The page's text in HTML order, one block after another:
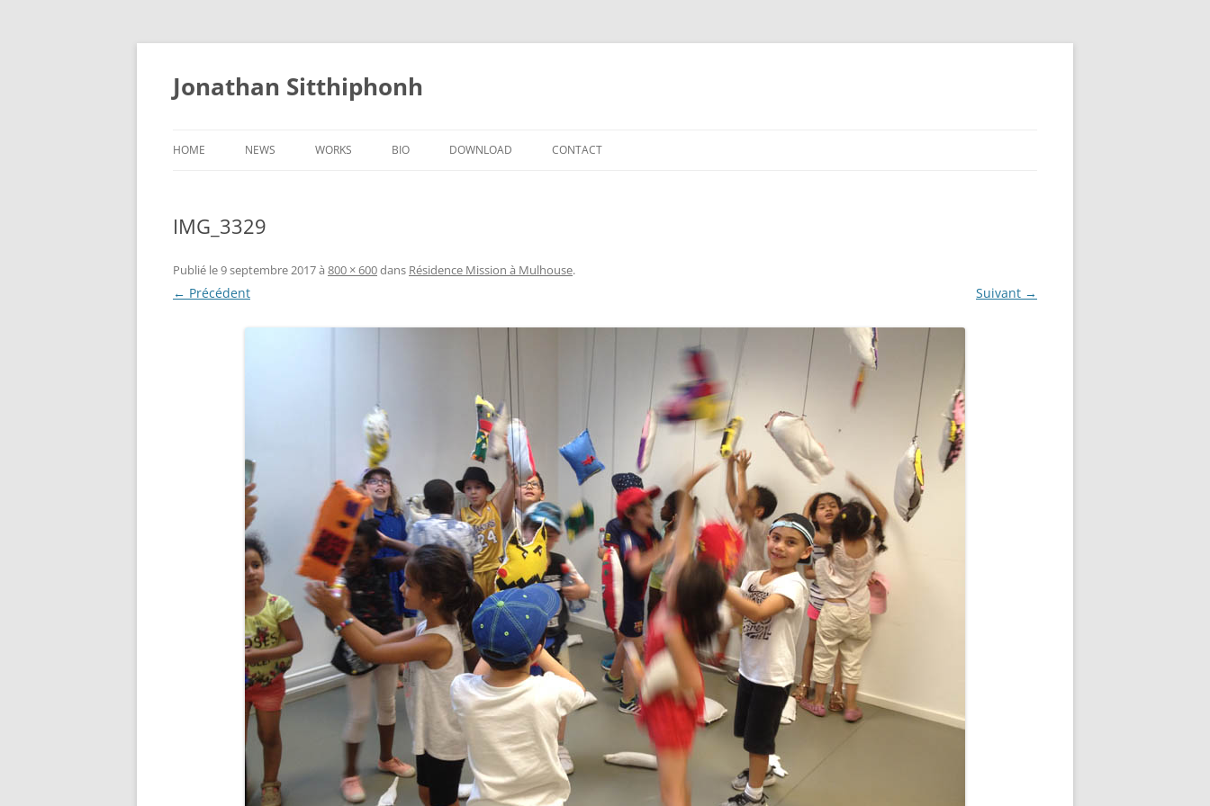
Aller
Jonathan Sitthiphonh
HOME NEWS WORKS
BUDDHA’S PALM
MAIN D’OEUVRE
À QUATRE PATTES 2/2
À QUATRE PATTES 1/2
OKTO
COCOON#2 : DANGOMUSHI
COCOON#1 : DODECAHEDRON
COQUILLE
ICARE2.2
BIO DOWNLOAD CONTACT
IMG_3329
Publié le9 septembre 2017à 800 × 600dans Résidence Mission à Mulhouse.
← Précédent Suivant →